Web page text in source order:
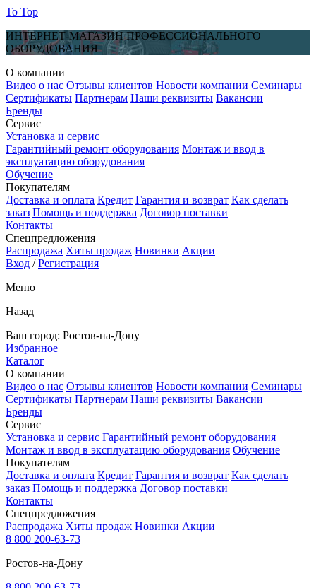
To Top
ИНТЕРНЕТ-МАГАЗИН ПРОФЕССИОНАЛЬНОГО
ОБОРУДОВАНИЯ
О компании
Видео о нас Отзывы клиентов Новости компании Семинары
Сертификаты Партнерам Наши реквизиты Вакансии
Бренды
Сервис
Установка и сервис
Гарантийный ремонт оборудования Монтаж и ввод в
эксплуатацию оборудования
Обучение
Покупателям
Доставка и оплата Кредит Гарантия и возврат Как сделать
заказ Помощь и поддержка Договор поставки
Контакты
Спецпредложения
Распродажа Хиты продаж Новинки Акции
Вход /Регистрация
Меню
Назад
Ваш город: Ростов-на-Дону
Избранное
Каталог
О компании
Видео о нас Отзывы клиентов Новости компании Семинары
Сертификаты Партнерам Наши реквизиты Вакансии
Бренды
Сервис
Установка и сервис Гарантийный ремонт оборудования
Монтаж и ввод в эксплуатацию оборудования Обучение
Покупателям
Доставка и оплата Кредит Гарантия и возврат Как сделать
заказ Помощь и поддержка Договор поставки
Контакты
Спецпредложения
Распродажа Хиты продаж Новинки Акции
8 800 200-63-73
Ростов-на-Дону